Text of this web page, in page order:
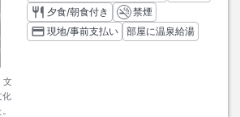
文
化
夕食/朝食付き
禁煙
現地/事前支払い
部屋に温泉給湯